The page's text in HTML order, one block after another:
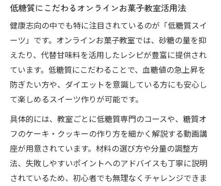
低糖質にこだわるオンラインお菓子教室活用法
健康志向の中でも特に注目されているのが「低糖質スイ
ーツ」です。オンラインお菓子教室では、砂糖の量を抑
えたり、代替甘味料を活用したレシピが豊富に提供され
ています。低糖質にこだわることで、血糖値の急上昇を
防ぎたい方や、ダイエットを意識している方にも安心し
て楽しめるスイーツ作りが可能です。
具体的には、教室ごとに低糖質専門のコースや、糖質オ
フのケーキ・クッキーの作り方を細かく解説する動画講
座が用意されています。材料の選び方や分量の調整方
法、失敗しやすいポイントへのアドバイスも丁寧に説明
されているため、初心者でも無理なくチャレンジできま